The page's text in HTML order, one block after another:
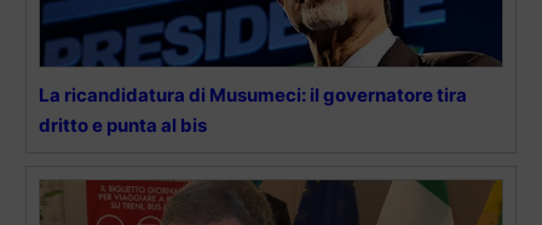
La ricandidatura di Musumeci: il governatore tira
dritto e punta al bis